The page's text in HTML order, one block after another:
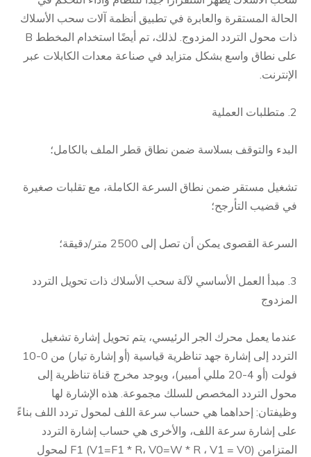
الحالة المستقرة والعابرة في تطبيق أنظمة آلات سحب الأسلاك
ذات محول التردد المزدوج. لذلك، تم أيضًا استخدام المخطط B
على نطاق واسع بشكل متزايد في صناعة معدات الكابلات عبر
الإنترنت.
2. متطلبات العملية
البدء والتوقف بسلاسة ضمن نطاق قطر الملف بالكامل؛
تشغيل مستقر ضمن نطاق السرعة الكاملة، مع تقلبات صغيرة
في قضيب التأرجح؛
السرعة القصوى يمكن أن تصل إلى 2500 متر/دقيقة؛
3. مبدأ العمل الأساسي لآلة سحب الأسلاك ذات تحويل التردد
المزدوج
عندما يعمل محرك الجر الرئيسي، يتم تحويل إشارة تشغيل
التردد إلى إشارة جهد تناظرية قياسية (أو إشارة تيار) من 0-10
فولت (أو 4-20 مللي أمبير)، ويوجد مخرج قناة تناظرية إلى
محول التردد المخصص للسلك مجموعة. هذه الإشارة لها
وظيفتان: إحداهما هي حساب سرعة اللف لمحول تردد اللف بناءً
على إشارة سرعة اللف، والأخرى هي حساب إشارة التردد
المتزامن F1 (V1=F1 * R، V0=W * R ، V1 = V0) لمحول